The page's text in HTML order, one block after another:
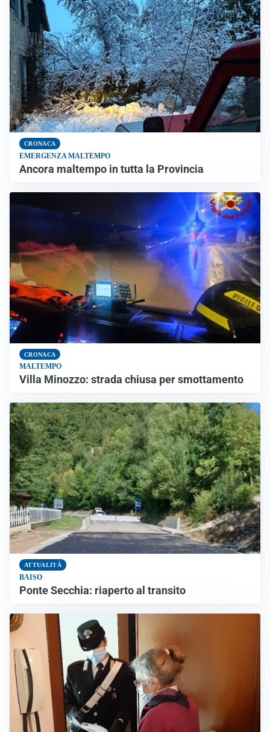
CRONACA
EMERGENZA MALTEMPO
Ancora maltempo in tutta la Provincia
CRONACA
MALTEMPO
Villa Minozzo: strada chiusa per smottamento
ATTUALITÀ
BAISO
Ponte Secchia: riaperto al transito